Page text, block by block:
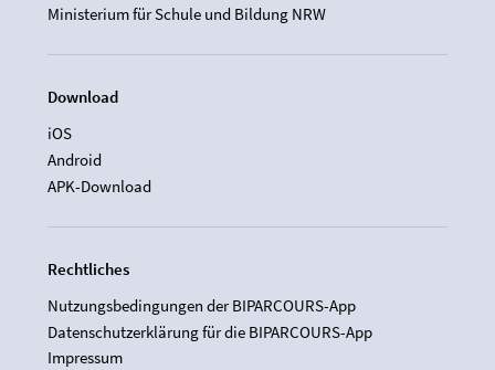
Ministerium für Schule und Bildung NRW
Download
iOS
Android
APK-Download
Rechtliches
Nutzungsbedingungen der BIPARCOURS-App
Datenschutzerklärung für die BIPARCOURS-App
Impressum